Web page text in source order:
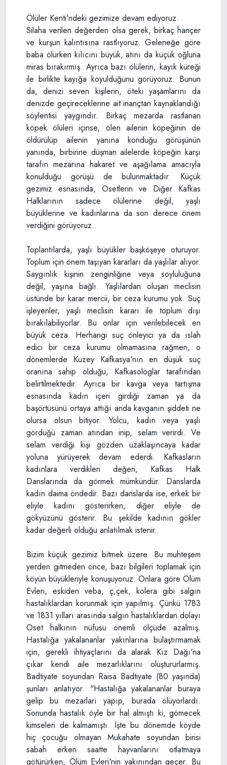
Ölüler Kenti'ndeki gezimize devam ediyoruz.
Silaha verilen değerden olsa gerek, birkaç hançer
ve kurşun kalıntısına rastlıyoruz. Geleneğe göre
baba ölürken kılıcını büyük, atını da küçük oğluna
miras bırakırmış. Ayrıca bazı ölülerin, kayık küreği
ile birlikte kayığa koyulduğunu görüyoruz. Bunun
da, denizi seven kişilerin, öteki yaşamlarını da
denizde geçireceklerine ait inançtan kaynaklandığı
söylentisi yaygındır. Birkaç mezarda rastlanan
köpek ölüleri içinse, ölen ailenin köpeğinin de
öldürülüp ailenin yanına konduğu görüşünün
yanında, birbirine düşman ailelerde köpeğin karşı
tarafın mezarına hakaret ve aşağılama amacıyla
konulduğu görüşü de bulunmaktadır. Küçük
gezimiz esnasında, Osetlerin ve Diğer Kafkas
Halklarının sadece ölülerine değil, yaşlı
büyüklerine ve kadınlarına da son derece önem
verdiğini görüyoruz.
Toplantılarda, yaşlı büyükler başköşeye oturuyor.
Toplum için önem taşıyan kararları da yaşlılar alıyor.
Saygınlık kişinin zenginliğine veya soyluluğuna
değil, yaşına bağlı. Yaşlılardan oluşan meclisin
üstünde bir karar mercii, bir ceza kurumu yok. Suç
işleyenler, yaşlı meclisin kararı ile toplum dışı
bırakılabiliyorlar. Bu onlar için verilebilecek en
büyük ceza. Herhangi suç önleyici ya da ıslah
edici bir ceza kurumu olmamasına rağmen, o
dönemlerde Kuzey Kafkasya'nın en düşük suç
oranına sahip olduğu, Kafkasologlar tarafından
belirtilmektedir. Ayrıca bir kavga veya tartışma
esnasında kadın içeri girdiği zaman ya da
başörtüsünü ortaya attığı anda kavganın şiddeti ne
olursa olsun bitiyor. Yolcu, kadın veya yaşlı
gördüğü zaman atından inip, selam verirdi. Ve
selam verdiği kişi gözden uzaklaşıncaya kadar
yoluna yürüyerek devam ederdi. Kafkasların
kadınlara verdikleri değeri, Kafkas Halk
Danslarında da görmek mümkündür. Danslarda
kadın daima öndedir. Bazı danslarda ise, erkek bir
eliyle kadını gösterirken, diğer eliyle de
gökyüzünü gösterir. Bu şekilde kadının gökler
kadar değerli olduğu anlatılmak istenir.
Bizim küçük gezimiz bitmek üzere. Bu muhteşem
yerden gitmeden önce, bazı bilgileri toplamak için
köyün büyükleriyle konuşuyoruz. Onlara göre Ölüm
Evleri, eskiden veba, ç,çek, kolera gibi salgın
hastalıklardan korunmak için yapılmış. Çünkü 1783
ve 1831 yılları arasında salgın hastalıklardan dolayı
Oset halkının nüfusu önemli ölçüde azalmış.
Hastalığa yakalananlar yakınlarına bulaştırmamak
için, gerekli ihtiyaçlarını da alarak Kız Dağı'na
çıkar kendi aile mezarlıklarını oluştururlarmış.
Badtiyate soyundan Raisa Badtiyate (80 yaşında)
şunları anlatıyor. "Hastalığa yakalananlar buraya
gelip bu mezarları yapıp, burada ölüyorlardı.
Sonunda hastalık öyle bir hal almıştı ki, gömecek
kimseleri de kalmamıştı. İşte bu dönemde köyde
hiç çocuğu olmayan Mukahate soyundan birisi
sabah erken saatte hayvanlarını otlatmaya
götürürken, Ölüm Evleri'nin yakınından geçer. Bu